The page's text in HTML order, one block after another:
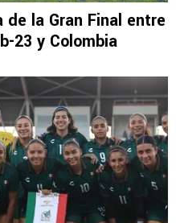
de la Gran Final entre
23 y Colombia